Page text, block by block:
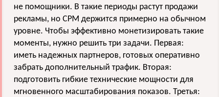
не помощники. В такие периоды растут продажи
рекламы, но CPM держится примерно на обычном
уровне. Чтобы эффективно монетизировать такие
моменты, нужно решить три задачи. Первая:
иметь надежных партнеров, готовых оперативно
забрать дополнительный трафик. Вторая:
подготовить гибкие технические мощности для
мгновенного масштабирования показов. Третья: